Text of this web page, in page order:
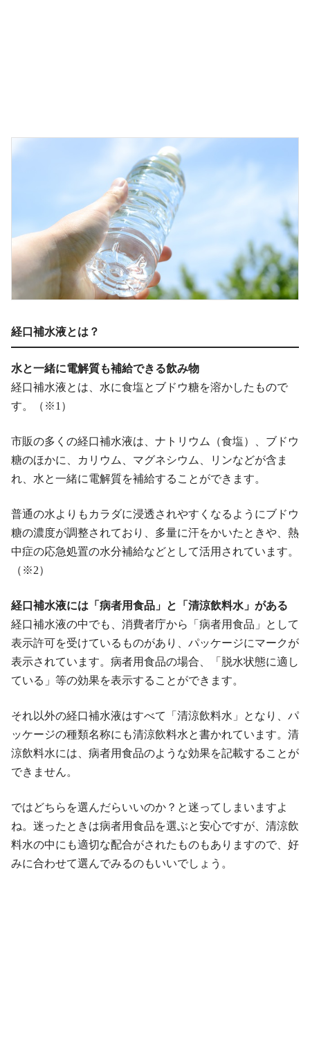
経口補水液とは？
水と一緒に電解質も補給できる飲み物
経口補水液とは、水に食塩とブドウ糖を溶かしたもので
す。（※1）
市販の多くの経口補水液は、ナトリウム（食塩）、ブドウ
糖のほかに、カリウム、マグネシウム、リンなどが含ま
れ、水と一緒に電解質を補給することができます。
普通の水よりもカラダに浸透されやすくなるようにブドウ
糖の濃度が調整されており、多量に汗をかいたときや、熱
中症の応急処置の水分補給などとして活用されています。
（※2）
経口補水液には「病者用食品」と「清涼飲料水」がある
経口補水液の中でも、消費者庁から「病者用食品」として
表示許可を受けているものがあり、パッケージにマークが
表示されています。病者用食品の場合、「脱水状態に適し
ている」等の効果を表示することができます。
それ以外の経口補水液はすべて「清涼飲料水」となり、パ
ッケージの種類名称にも清涼飲料水と書かれています。清
涼飲料水には、病者用食品のような効果を記載することが
できません。
ではどちらを選んだらいいのか？と迷ってしまいますよ
ね。迷ったときは病者用食品を選ぶと安心ですが、清涼飲
料水の中にも適切な配合がされたものもありますので、好
みに合わせて選んでみるのもいいでしょう。